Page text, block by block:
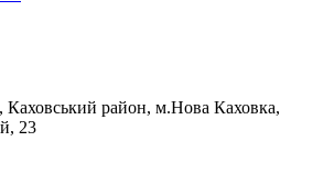
Каховський район, м.Нова Каховка,
23